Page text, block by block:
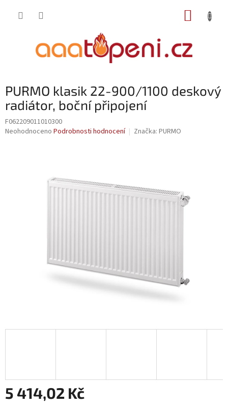
PURMO klasik 22-900/1100 deskový
radiátor, boční připojení
F062209011010300
Průměrné
Neohodnoceno Podrobnosti hodnocení Značka: PURMO
5 414,02 Kč